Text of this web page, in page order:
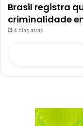
Brasil registra
criminalidade
4 dias atrás